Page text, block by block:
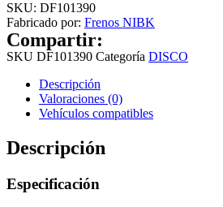
SKU: DF101390
Fabricado por: Frenos NIBK
Compartir:
SKU DF101390 Categoría DISCO
Descripción
Valoraciones (0)
Vehículos compatibles
Descripción
Especificación